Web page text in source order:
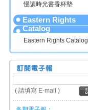
慢讀時光書香杯墊
Eastern Rights
Catalog
Eastern Rights Catalog
( 請填寫 E-mail )